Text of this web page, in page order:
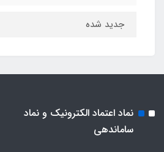
جدید شده
نماد اعتماد الکترونیک و نماد
ساماندهی